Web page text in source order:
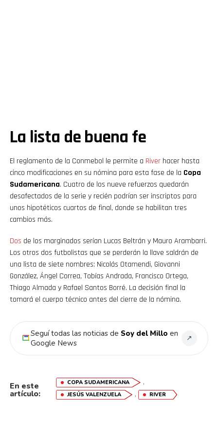
La lista de buena fe
El reglamento de la Conmebol le permite a River hacer hasta
cinco modificaciones en su nómina para esta fase de la Copa
Sudamericana. Cuatro de los nueve refuerzos quedarán
desafectados de la serie y recién podrían ser inscriptos para
unos hipotéticos cuartos de final, donde se habilitan tres
cambios más.
Dos de los marginados serían Lucas Beltrán y Mauro Arambarri.
Los otros dos futbolistas que se perderán la llave saldrán de
una lista de siete nombres: Nicolás Otamendi, Giovanni
González, Ángel Correa, Tobías Andrada, Francisco Ortega,
Thiago Almada y Rafael Santos Borré. La decisión final la
tomará el cuerpo técnico antes del cierre de la nómina.
Seguí todas las noticias de Soy del Millo en
Google News
↗
En este
artículo:
COPA SUDAMERICANA ,
JESÚS VALENZUELA , RIVER